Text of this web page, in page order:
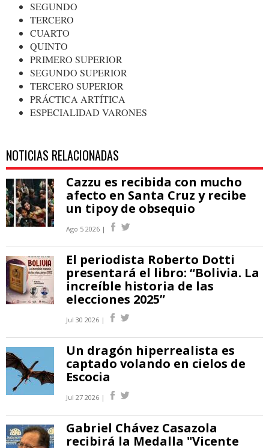
SEGUNDO
TERCERO
CUARTO
QUINTO
PRIMERO SUPERIOR
SEGUNDO SUPERIOR
TERCERO SUPERIOR
PRÁCTICA ARTÍTICA
ESPECIALIDAD VARONES
NOTICIAS RELACIONADAS
Cazzu es recibida con mucho
afecto en Santa Cruz y recibe
un tipoy de obsequio
Ago 5 2026 |
El periodista Roberto Dotti
presentará el libro: “Bolivia. La
increíble historia de las
elecciones 2025”
Jul 30 2026 |
Un dragón hiperrealista es
captado volando en cielos de
Escocia
Jul 27 2026 |
Gabriel Chávez Casazola
recibirá la Medalla "Vicente